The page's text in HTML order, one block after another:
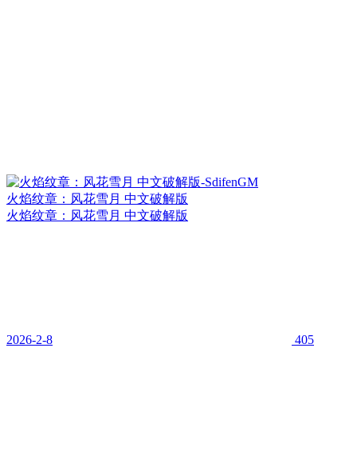
火焰纹章：风花雪月 中文破解版
火焰纹章：风花雪月 中文破解版
2026-2-8 405